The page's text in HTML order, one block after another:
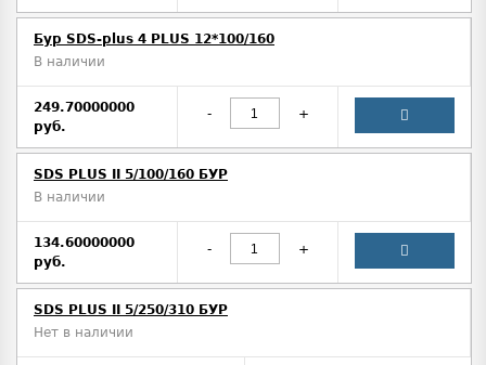
Бур SDS-plus 4 PLUS 12*100/160
В наличии
249.70000000
руб.
- +
SDS PLUS II 5/100/160 БУР
В наличии
134.60000000
руб.
- +
SDS PLUS II 5/250/310 БУР
Нет в наличии